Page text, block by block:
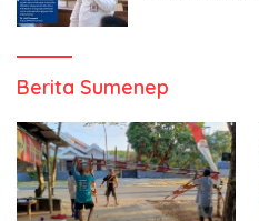
Berita Sumenep